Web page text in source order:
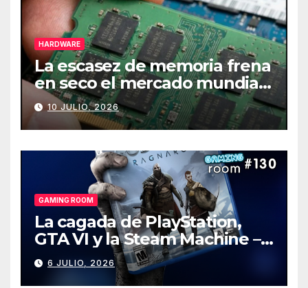
HARDWARE
La escasez de memoria frena
en seco el mercado mundial
de PCs
10 JULIO, 2026
GAMING ROOM
La cagada de PlayStation,
GTA VI y la Steam Machine –
Gaming Room #130
6 JULIO, 2026